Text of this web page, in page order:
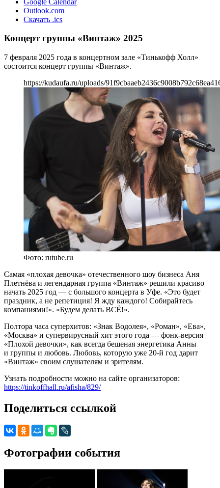
Outlook.com
Скачать .ics
Концерт группы «Винтаж» 2025
7 февраля 2025 года в концертном зале «Тинькофф Холл»
состоится концерт группы «Винтаж».
https://kudaufa.ru/uploads/
Фото: rutube.ru
Самая «плохая девочка» отечественного шоу бизнеса Аня
Плетнёва и легендарная группа «Винтаж» решили красиво
начать 2025 год — с большого концерта в Уфе. «Это будет
праздник, а не репетиция! Я жду каждого! Собирайтесь
компаниями!». «Будем делать ВСЁ!».
Полтора часа суперхитов: «Знак Водолея», «Роман», «Ева»,
«Москва» и супервирусный хит этого года — фонк-версия
«Плохой девочки», как всегда бешеная энергетика Анны
и группы и любовь. Любовь, которую уже 20-й год дарит
«Винтаж» своим слушателям и зрителям.
Узнать подробности можно на сайте организаторов:
https://tinkoffhall.ru/afisha/829/
Поделиться ссылкой
Фотографии события